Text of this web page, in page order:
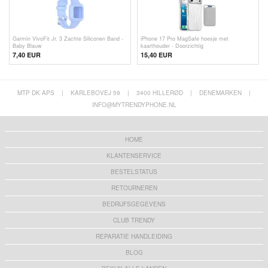
Garmin VivoFit Jr. 3 Zachte Siliconen Band -
Baby Blauw
7,40 EUR
iPhone 17 Pro MagSafe hoesje met
kaarthouder - Doorzichtig
15,40 EUR
MTP DK APS | KARLEBOVEJ 59 | 3400 HILLERØD | DENEMARKEN
|
INFO@MYTRENDYPHONE.NL
HOME
KLANTENSERVICE
BESTELSTATUS
RETOURNEREN
BEDRIJFSGEGEVENS
CLUB TRENDY
REPARATIE HANDLEIDING
BLOG